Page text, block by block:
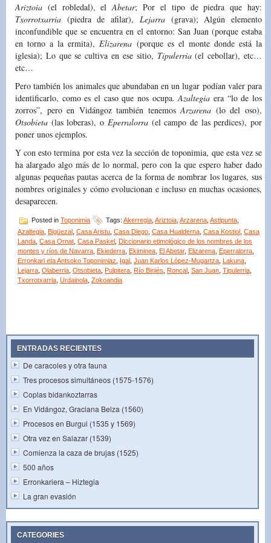
Ariztoia (el robledal), elAbetar; Por el tipo de piedra que hay:
Txorrotxarria (piedra de afilar), Lejarra(grava); Algún elemento
inconfundible que se encuentra en el entorno: San Juan (porque estaba
en torno a la ermita),Elizarena (porque es el monte donde está la
iglesia); Lo que se cultiva en ese sitio, Tipulerria(el cebollar), etc…
etc…
Pero también los animales que abundaban en un lugar podían valer para
identificarlo, como es el caso que nos ocupa.Azaltegia era “lo de los
zorros”, pero en Vidángoz también tenemosArzarena (lo del oso),
Otsobieta (las loberas), o Eperralorra(el campo de las perdices), por
poner unos ejemplos.
Y con esto termina por esta vez la sección de toponimia, que esta vez se
ha alargado algo más de lo normal, pero con la que espero haber dado
algunas pequeñas pautas acerca de la forma de nombrar los lugares, sus
nombres originales y cómo evolucionan e incluso en muchas ocasiones,
desaparecen.
Posted in Toponimia Tags: Akerregia Ariztoia Arzarena Astipunta
Azaltegia Bigüezal Casa Aristu Casa Diego Casa Hualderna Casa Kostiol Casa
Landa Casa Ornat Casa Paskel Diccionario etimológico de los nombres de los
montes y ríos de Navarra Ekiederra Ekiminea El Abetar, Elizarena Eperralorra
Erronkari eta Antsoko Toponimiaz
Igal Juan Karlos López-Mugartza Lakuna
Lejarra Olaberria Otsobieta Pulpitera Río Biniés Roncal San Juan Tipulerria
Txorrotxarria Urdainola Zokoandia
ENTRADAS RECIENTES
De caracoles y otra fauna
Tres procesos simultáneos (1575-1576)
Coplas bidankoztarras
En Vidángoz, Graciana Belza (1560)
Procesos en Burgui (1535 y 1569)
Otra vez en Salazar (1539)
Comienza la caza de brujas (1525)
500 años
Erronkariera – Hiztegia
La gran evasión
CATEGORIES